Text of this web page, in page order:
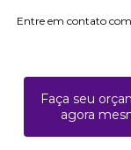
Entre em contato com
Faça seu
agora